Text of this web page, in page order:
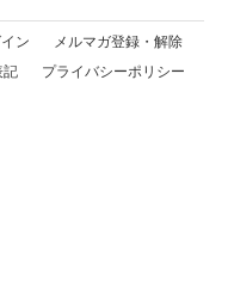
ン
メルマガ登録・解除
記 プライバシーポリシー